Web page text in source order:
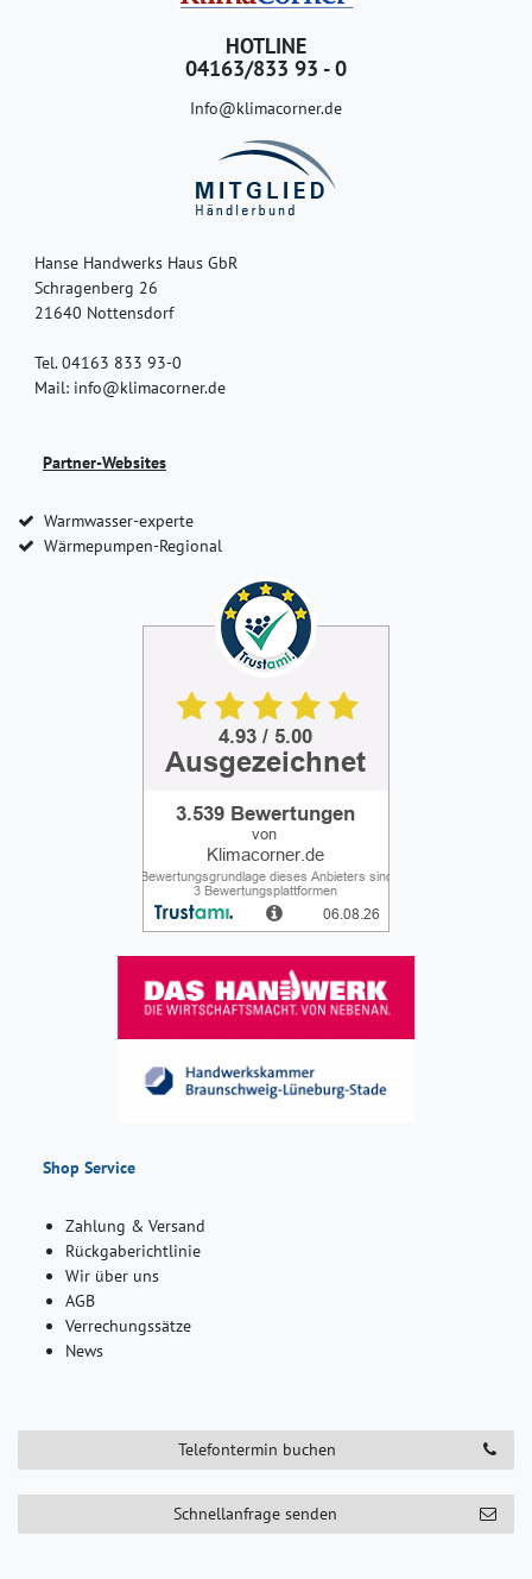
HOTLINE
04163/833 93 - 0
Info@klimacorner.de
Hanse Handwerks Haus GbR
Schragenberg 26
21640 Nottensdorf
Tel. 04163 833 93-0
Mail: info@klimacorner.de
Partner-Websites
Warmwasser-experte
Wärmepumpen-Regional
Shop Service
Zahlung & Versand
Rückgaberichtlinie
Wir über uns
AGB
Verrechungssätze
News
Telefontermin buchen
Schnellanfrage senden